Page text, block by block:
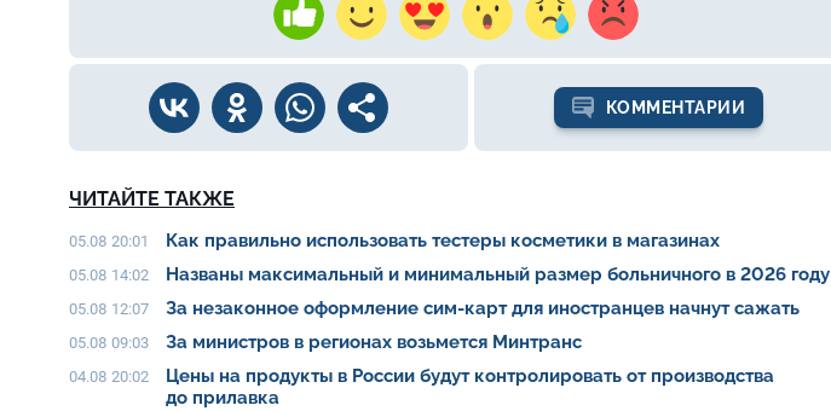
КОММЕНТАРИИ
ЧИТАЙТЕ ТАКЖЕ
05.08 20:01 Как правильно использовать тестеры косметики в магазинах
05.08 14:02 Названы максимальный и минимальный размер больничного в 2026 году
05.08 12:07 За незаконное оформление сим-карт для иностранцев начнут сажать
05.08 09:03 За министров в регионах возьмется Минтранс
04.08 20:02
Цены на продукты в России будут контролировать от производства
до прилавка